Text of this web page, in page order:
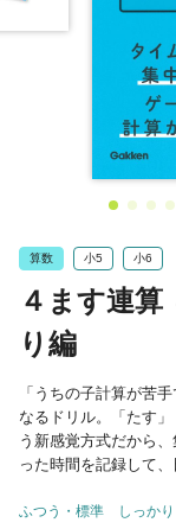
算数 小5 小6
４ます連
り編
「うちの子計算が苦
なるドリル。「たす
う新感覚方式だから
った時間を記録して
ふつう・標準 しっか